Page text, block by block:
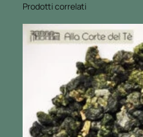
Prodotti correlati